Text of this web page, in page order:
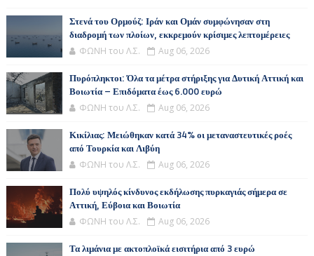
Στενά του Ορμούζ: Ιράν και Ομάν συμφώνησαν στη
διαδρομή των πλοίων, εκκρεμούν κρίσιμες λεπτομέρειες
ΦΩΝΗ του Λ.Σ. Aug 06, 2026
Πυρόπληκτοι: Όλα τα μέτρα στήριξης για Δυτική Αττική και
Βοιωτία – Επιδόματα έως 6.000 ευρώ
ΦΩΝΗ του Λ.Σ. Aug 06, 2026
Κικίλιας: Μειώθηκαν κατά 34% οι μεταναστευτικές ροές
από Τουρκία και Λιβύη
ΦΩΝΗ του Λ.Σ. Aug 06, 2026
Πολύ υψηλός κίνδυνος εκδήλωσης πυρκαγιάς σήμερα σε
Αττική, Εύβοια και Βοιωτία
ΦΩΝΗ του Λ.Σ. Aug 06, 2026
Τα λιμάνια με ακτοπλοϊκά εισιτήρια από 3 ευρώ